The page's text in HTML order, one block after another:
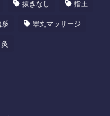
抜きなし 指圧
系 睾丸マッサージ